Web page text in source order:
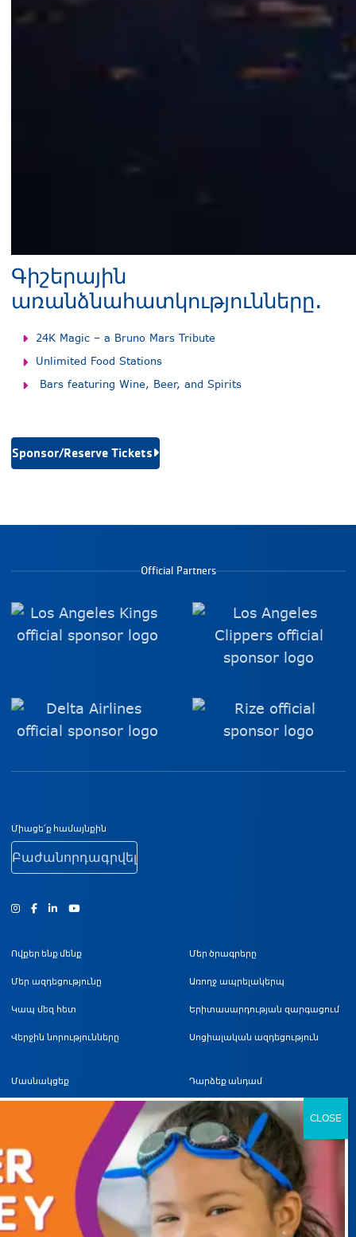
Գիշերային
առանձնահատկությունները.
24K Magic – a Bruno Mars Tribute
Unlimited Food Stations
Bars featuring Wine, Beer, and Spirits
Sponsor/Reserve Tickets
Official Partners
Ստորին էջի նավիգացիա
Միացե՛ք համայնքին
Բաժանորդագրվել
Ինստագրամ
ՖեյսբուքՅություբ
Ովքեր ենք մենք
Մեր ազդեցությունը
Կապ մեզ հետ
Վերջին նորությունները
Մեր ծրագրերը
Առողջ ապրելակերպ
Երիտասարդության զարգացում
Սոցիալական ազդեցություն
Մասնակցեք
Partnerships
Կարիերա
Դարձեք անդամ
Գտնվելու վայրեր
Ժամանակացույցեր
Անդամների աջակցություն